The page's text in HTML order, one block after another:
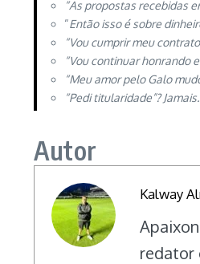
“As propostas recebidas
“Então isso é sobre
“Vou cumprir meu
“Vou continuar honrando
“Meu amor pelo Galo
“Pedi titularidade”?
Autor
Kalway
redator